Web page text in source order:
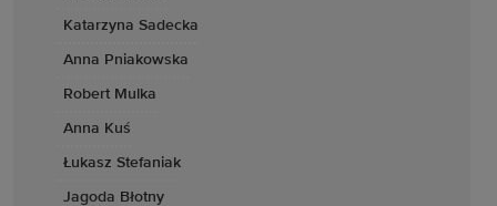
Katarzyna Sadecka
Anna Pniakowska
Robert Mulka
Anna Kuś
Łukasz Stefaniak
Jagoda Błotny